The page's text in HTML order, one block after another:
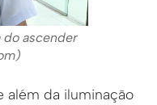
do ascender
além da iluminação